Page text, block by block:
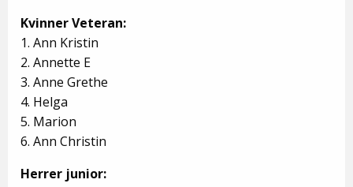
Kvinner Veteran:
1. Ann Kristin
2. Annette E
3. Anne Grethe
4. Helga
5. Marion
6. Ann Christin
Herrer junior: